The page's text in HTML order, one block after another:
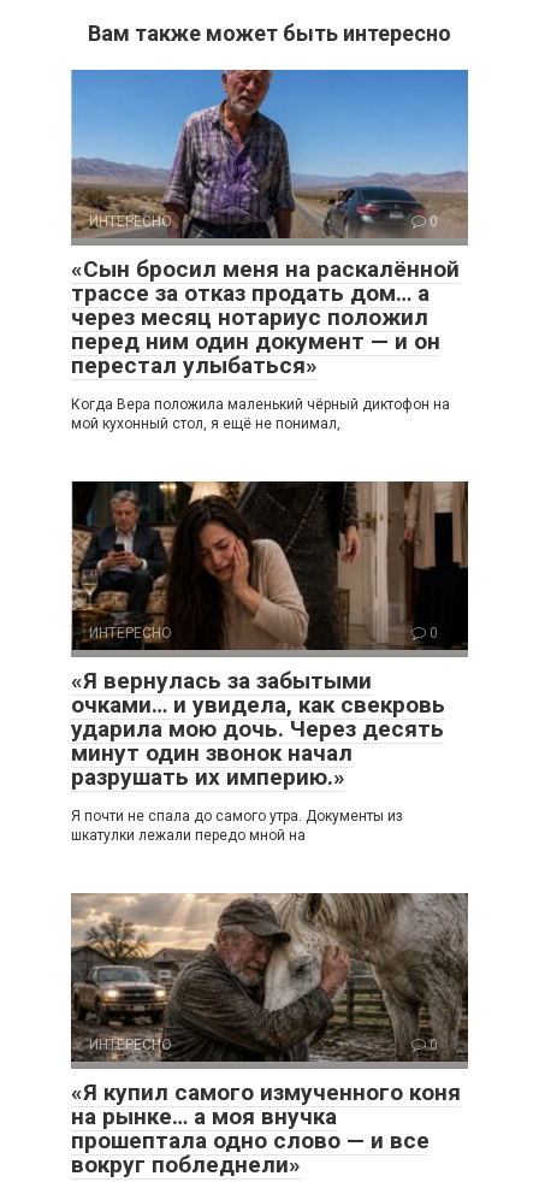
Вам также может быть интересно
ИНТЕРЕСНО 0
«Сын бросил меня на раскалённой
трассе за отказ продать дом… а
через месяц нотариус положил
перед ним один документ — и он
перестал улыбаться»
Когда Вера положила маленький чёрный диктофон на
мой кухонный стол, я ещё не понимал,
ИНТЕРЕСНО 0
«Я вернулась за забытыми
очками… и увидела, как свекровь
ударила мою дочь. Через десять
минут один звонок начал
разрушать их империю.»
Я почти не спала до самого утра. Документы из
шкатулки лежали передо мной на
ИНТЕРЕСНО 0
«Я купил самого измученного коня
на рынке… а моя внучка
прошептала одно слово — и все
вокруг побледнели»